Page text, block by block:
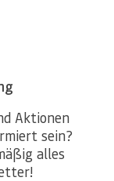
Aktionen
sein?
alles